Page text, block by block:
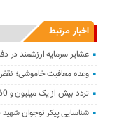
اخبار مرتبط
عشایر سرمایه ارزشمند در
وعده معافیت خاموشی؛ نقض عهد
تردد بیش از یک میلیون و 960 هزار زائر از مرزهای خوزستان
شناسایی پیکر نوجوان شهید